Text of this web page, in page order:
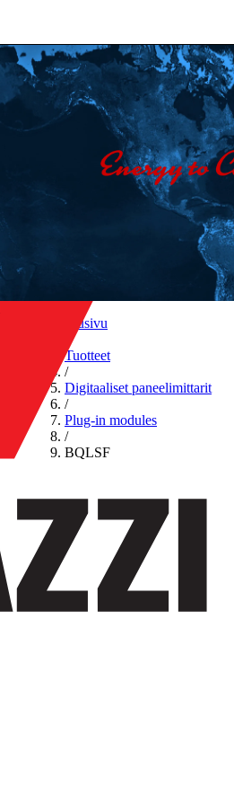
Etusivu
Tuotteet
/
Digitaaliset paneelimittarit
/
Plug-in modules
/
BQLSF